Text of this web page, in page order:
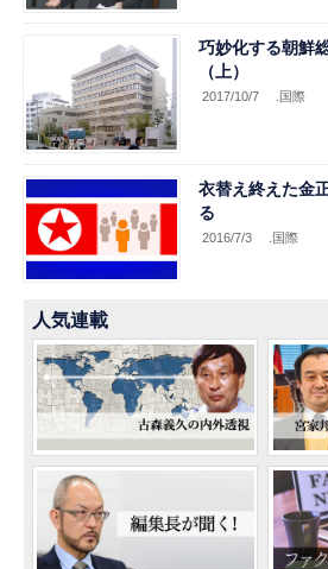
巧妙化する朝鮮
（上）
2017/10/7 .国際
衣替え終えた金
る
2016/7/3 .国際
人気連載